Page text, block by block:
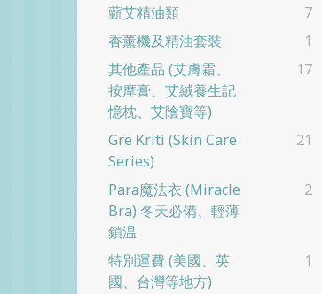
蘄艾精油類
7
香薰機及精油套裝
1
其他產品 (艾膚霜、
按摩膏、艾絨養生記
憶枕、艾陰寶等)
17
Gre Kriti (skin Care
Series)
21
Para魔法衣 (Miracle
Bra) 冬天必備、輕薄
鎖温
2
特別運費 (美國、英
國、台灣等地方)
1